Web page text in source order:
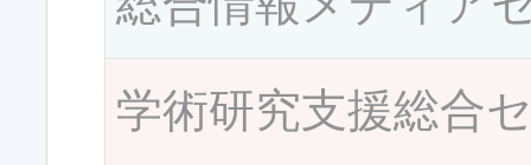
学術研究支援総合